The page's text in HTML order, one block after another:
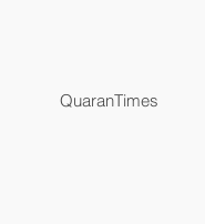
QuaranTimes